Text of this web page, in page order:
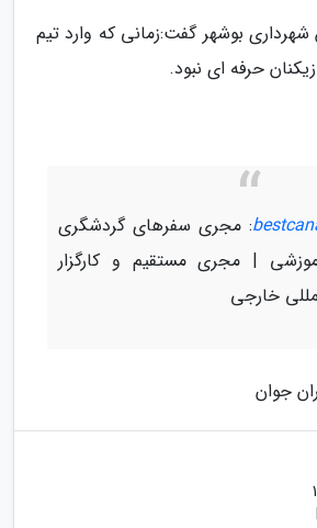
بوشهر گفت:زمانی که وارد تیم
حرفه ای نبود.
: مجری سفرهای گردشگری
| مجری مستقیم و کارگزار
خارجی
جوان